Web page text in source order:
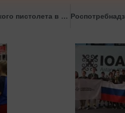
Попал в подростка. Ученик выстрелил из пневматического пистолета в школе на Ямале